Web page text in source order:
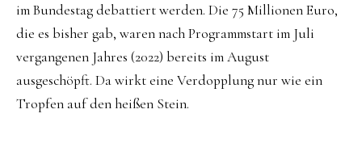
im Bundestag debattiert werden. Die 75 Millionen Euro,
die es bisher gab, waren nach Programmstart im Juli
vergangenen Jahres (2022) bereits im August
ausgeschöpft. Da wirkt eine Verdopplung nur wie ein
Tropfen auf den heißen Stein.